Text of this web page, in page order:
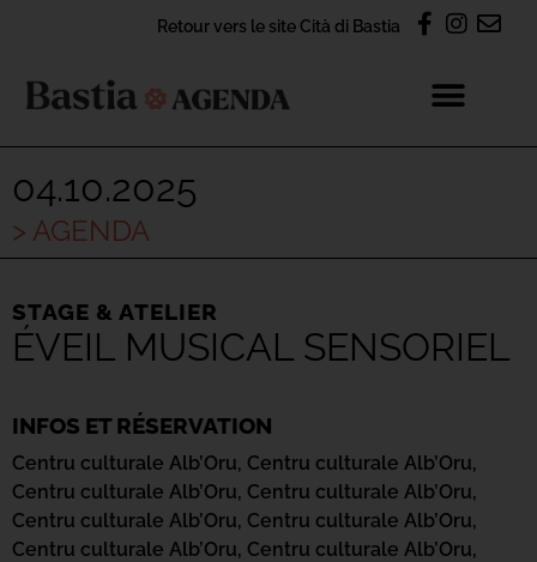
Retour vers le site Cità di Bastia
04.10.2025
> AGENDA
STAGE & ATELIER
ÉVEIL MUSICAL SENSORIEL
INFOS ET RÉSERVATION
Centru culturale Alb’Oru, Centru culturale Alb’Oru,
Centru culturale Alb’Oru, Centru culturale Alb’Oru,
Centru culturale Alb’Oru, Centru culturale Alb’Oru,
Centru culturale Alb’Oru, Centru culturale Alb’Oru,